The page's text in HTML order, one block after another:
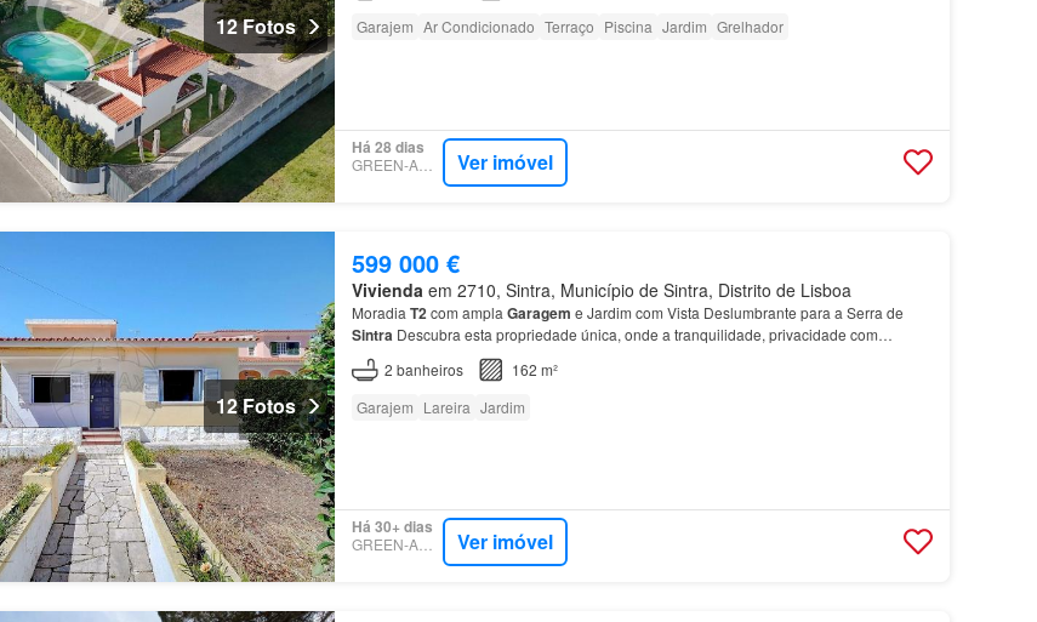
12 Fotos
Garajem Ar Condicionado Terraço Piscina Jardim Grelhador
Há 28 dias
GREEN-ACRES Ver imóvel
12 Fotos
599 000 €
Vivienda em 2710, Sintra, Município de Sintra, Distrito de Lisboa
Moradia T2com ampla Garagem e Jardim com Vista Deslumbrante para a Serra de
Sintra Descubra esta propriedade única, onde a tranquilidade, privacidade com
lavandaria e casa de banho: A propriedade inclui uma
2 banheiros
162 m²
Garajem Lareira Jardim
Há 30+ dias
GREEN-ACRES Ver imóvel